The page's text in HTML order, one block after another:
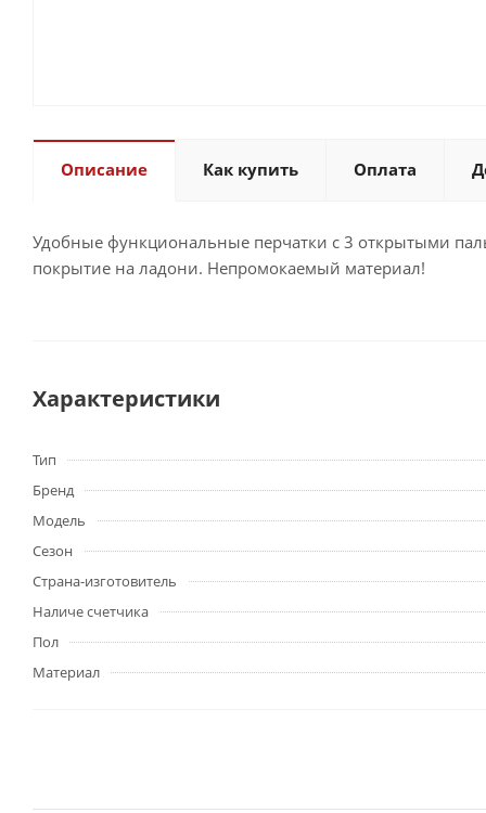
Описание Как купить Оплата
Удобные функциональные перчатки с 3 открытыми
покрытие на ладони. Непромокаемый материал!
Характеристики
Тип
Бренд
Модель
Сезон
Страна-изготовитель
Наличе счетчика
Пол
Материал